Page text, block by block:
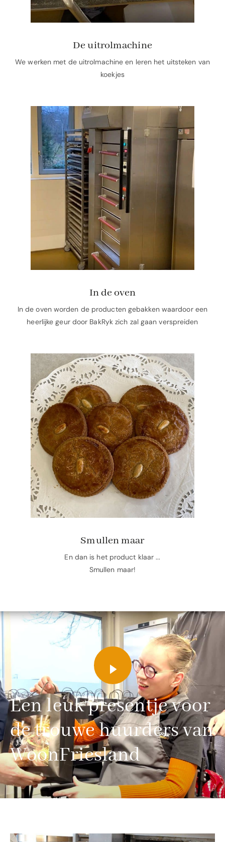
De uitrolmachine
We werken met de uitrolmachine en leren het uitsteken van
koekjes
In de oven
In de oven worden de producten gebakken waardoor een
heerlijke geur door BakRyk zich zal gaan verspreiden
Smullen maar
En dan is het product klaar ...
Smullen maar!
Een leuk presentje voor
de trouwe huurders van
WoonFriesland